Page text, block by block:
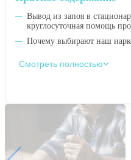
Вывод из запоя в
круглосуточная помощь
Почему выбирают наш
Смотреть полностью